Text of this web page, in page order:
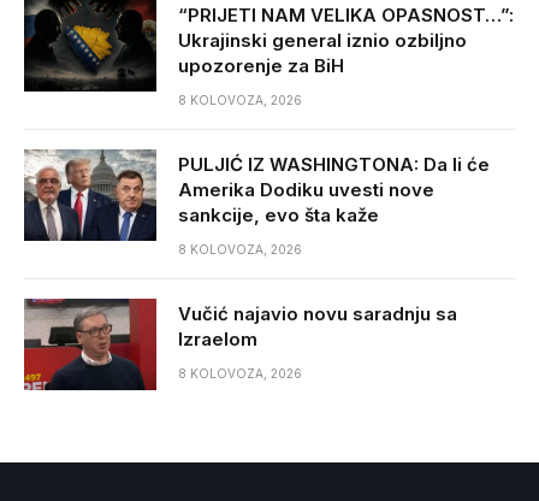
“PRIJETI NAM VELIKA OPASNOST…”:
Ukrajinski general iznio ozbiljno
upozorenje za BiH
8 KOLOVOZA, 2026
PULJIĆ IZ WASHINGTONA: Da li će
Amerika Dodiku uvesti nove
sankcije, evo šta kaže
8 KOLOVOZA, 2026
Vučić najavio novu saradnju sa
Izraelom
8 KOLOVOZA, 2026